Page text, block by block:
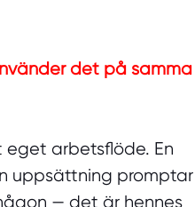
det på samma
eget arbetsflöde. En
uppsättning promptar
— det är hennes